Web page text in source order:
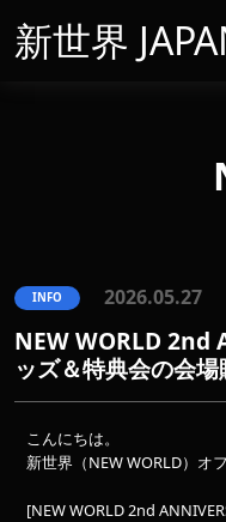
新世界
INFO 2026.05.27
NEW WORLD 2nd
ッズ＆特典会の会
こんにちは。
新世界（NEW WORLD）オ
[NEW WORLD 2nd